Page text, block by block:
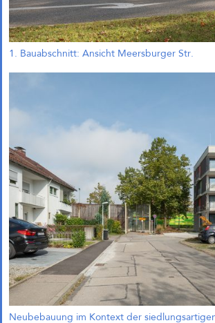
1. Bauabschnitt: Ansicht Meersburger Str.
Neubebauung im Kontext der